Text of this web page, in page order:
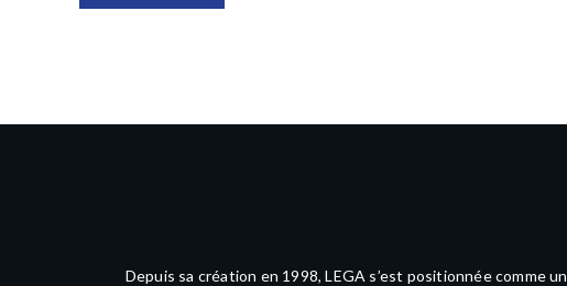
Depuis sa création en 1998, LEGA s’est positionnée comme un